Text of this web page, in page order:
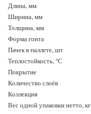
Длина, мм
Ширина, мм
Толщина, мм
Форма гонта
Пачек в паллете, шт
Теплостойкость, °С
Покрытие
Количество слоёв
Коллекция
Вес одной упаковки нетто, кг